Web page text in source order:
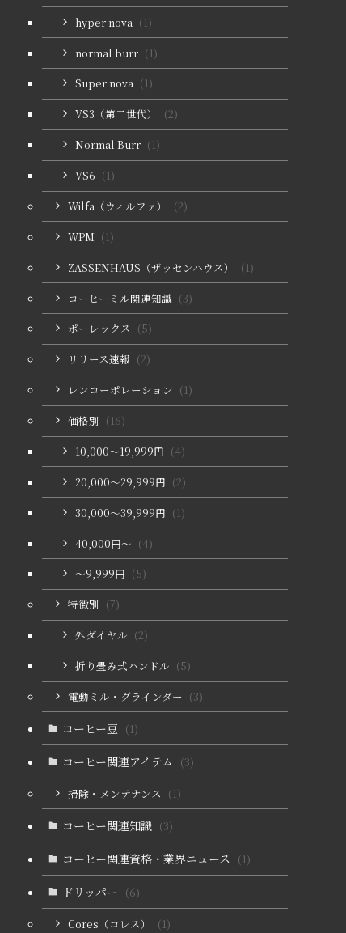
hyper nova (1)
normal burr (1)
Super nova (1)
VS3（第二世代）
(2)
Normal Burr (1)
VS6 (1)
Wilfa（ウィルファ）
(2)
WPM (1)
ZASSENHAUS（ザッセンハウス）
(1)
コーヒーミル関連知識 (3)
ポーレックス (5)
リリース速報 (2)
レンコーポレーション (1)
価格別 (16)
10,000〜19,999円 (4)
20,000〜29,999円 (2)
30,000〜39,999円 (1)
40,000円〜 (4)
〜9,999円 (5)
特徴別 (7)
外ダイヤル (2)
折り畳み式ハンドル (5)
電動ミル・グラインダー (3)
コーヒー豆 (1)
コーヒー関連アイテム (3)
掃除・メンテナンス (1)
コーヒー関連知識 (3)
コーヒー関連資格・業界ニュース (1)
ドリッパー (6)
Cores（コレス） (1)